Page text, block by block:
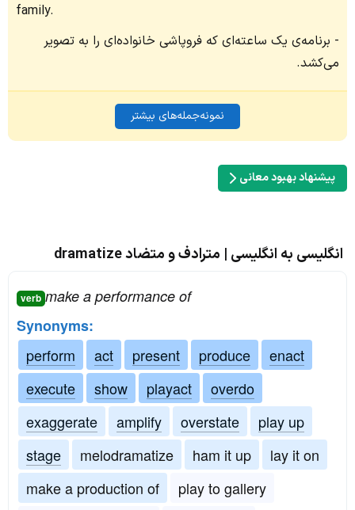
family.
برنامه‌ی یک ساعته‌ای که فروپاشی خانواده‌ای را به تصویر
می‌کشد.
نمونه‌جمله‌های بیشتر
پیشنهاد بهبود معانی
انگلیسی به انگلیسی | مترادف و متضاد dramatize
verb make a performance of
Synonyms:
perform
act present produce
enact
execute
show playact
overdo
exaggerate
amplify overstate
play up
stage
melodramatize ham it up
lay it on
make a production of
play to gallery